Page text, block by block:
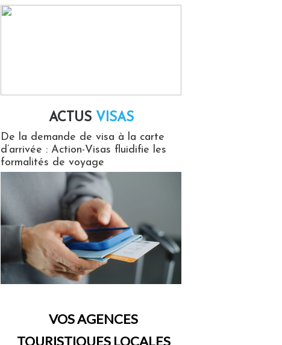
ACTUS VISAS
De la demande de visa à la carte
d’arrivée : Action-Visas fluidifie les
formalités de voyage
VOS AGENCES
TOURISTIQUES LOCALES